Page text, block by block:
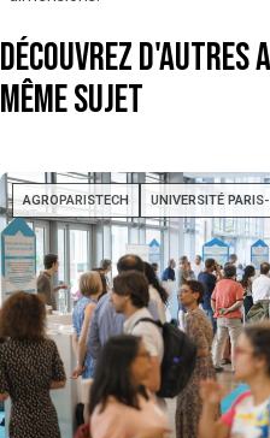
Découvrez
même sujet
AGROPARISTECH UNIVERSITÉ